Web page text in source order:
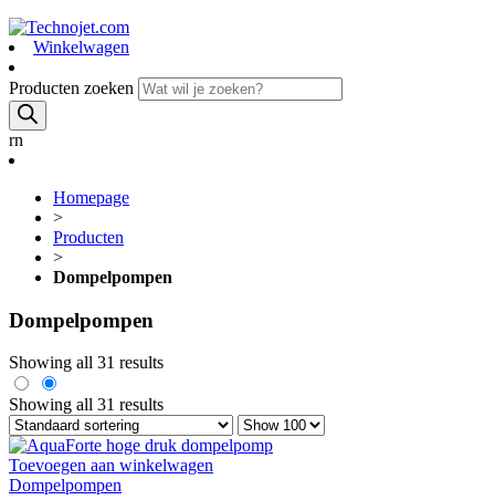
Winkelwagen
Producten zoeken
rn
Homepage
>
Producten
>
Dompelpompen
Dompelpompen
Showing all 31 results
Showing all 31 results
Toevoegen aan winkelwagen
Dompelpompen